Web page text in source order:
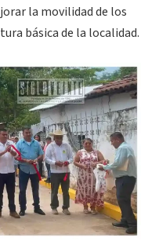
la movilidad de los
básica de la localidad.